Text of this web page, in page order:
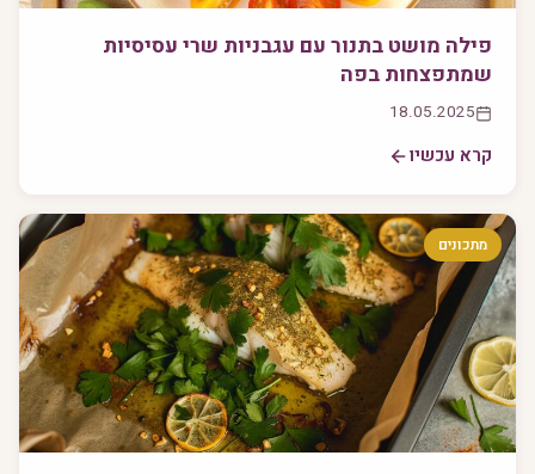
פילה מושט בתנור עם עגבניות שרי עסיסיות
שמתפצחות בפה
18.05.2025
קרא עכשיו
מתכונים